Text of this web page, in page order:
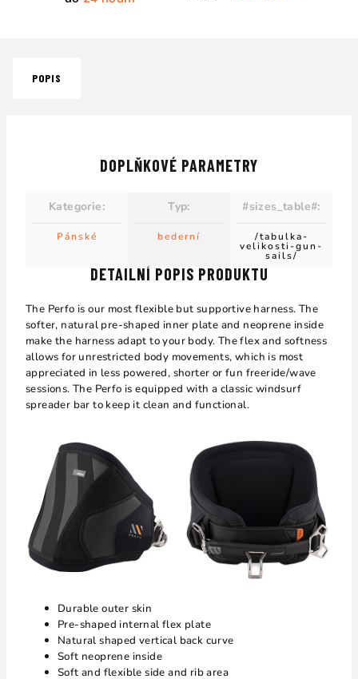
POPIS
DETAILNÍ POPIS PRODUKTU
The Perfo is our most flexible but supportive harness. The
softer, natural pre-shaped inner plate and neoprene inside
make the harness adapt to your body. The flex and softness
allows for unrestricted body movements, which is most
appreciated in less powered, shorter or fun freeride/wave
sessions. The Perfo is equipped with a classic windsurf
spreader bar to keep it clean and functional.
Durable outer skin
Pre-shaped internal flex plate
Natural shaped vertical back curve
Soft neoprene inside
Soft and flexible side and rib area
DOPLŇKOVÉ PARAMETRY
Kategorie:
Pánské
Typ:
bederní
#sizes_table#:
/tabulka-
velikosti-gun-
sails/